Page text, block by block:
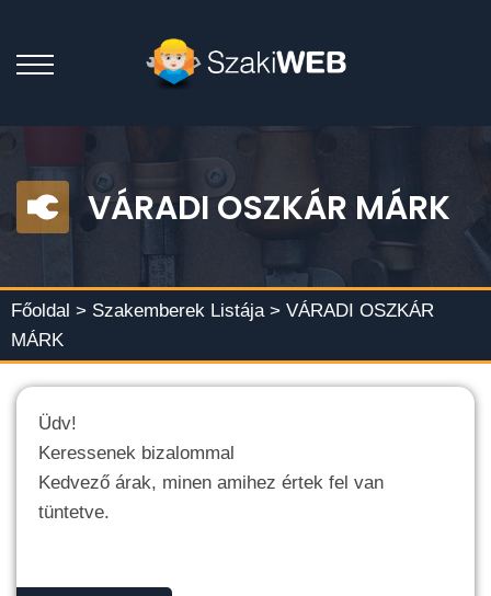
VÁRADI OSZKÁR MÁRK
Főoldal > Szakemberek Listája > VÁRADI OSZKÁR
MÁRK
Üdv!
Keressenek bizalommal
Kedvező árak, minen amihez értek fel van
tüntetve.